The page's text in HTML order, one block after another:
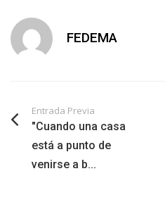
FEDEMA
Entrada Previa
"Cuando una casa
está a punto de
venirse a b...